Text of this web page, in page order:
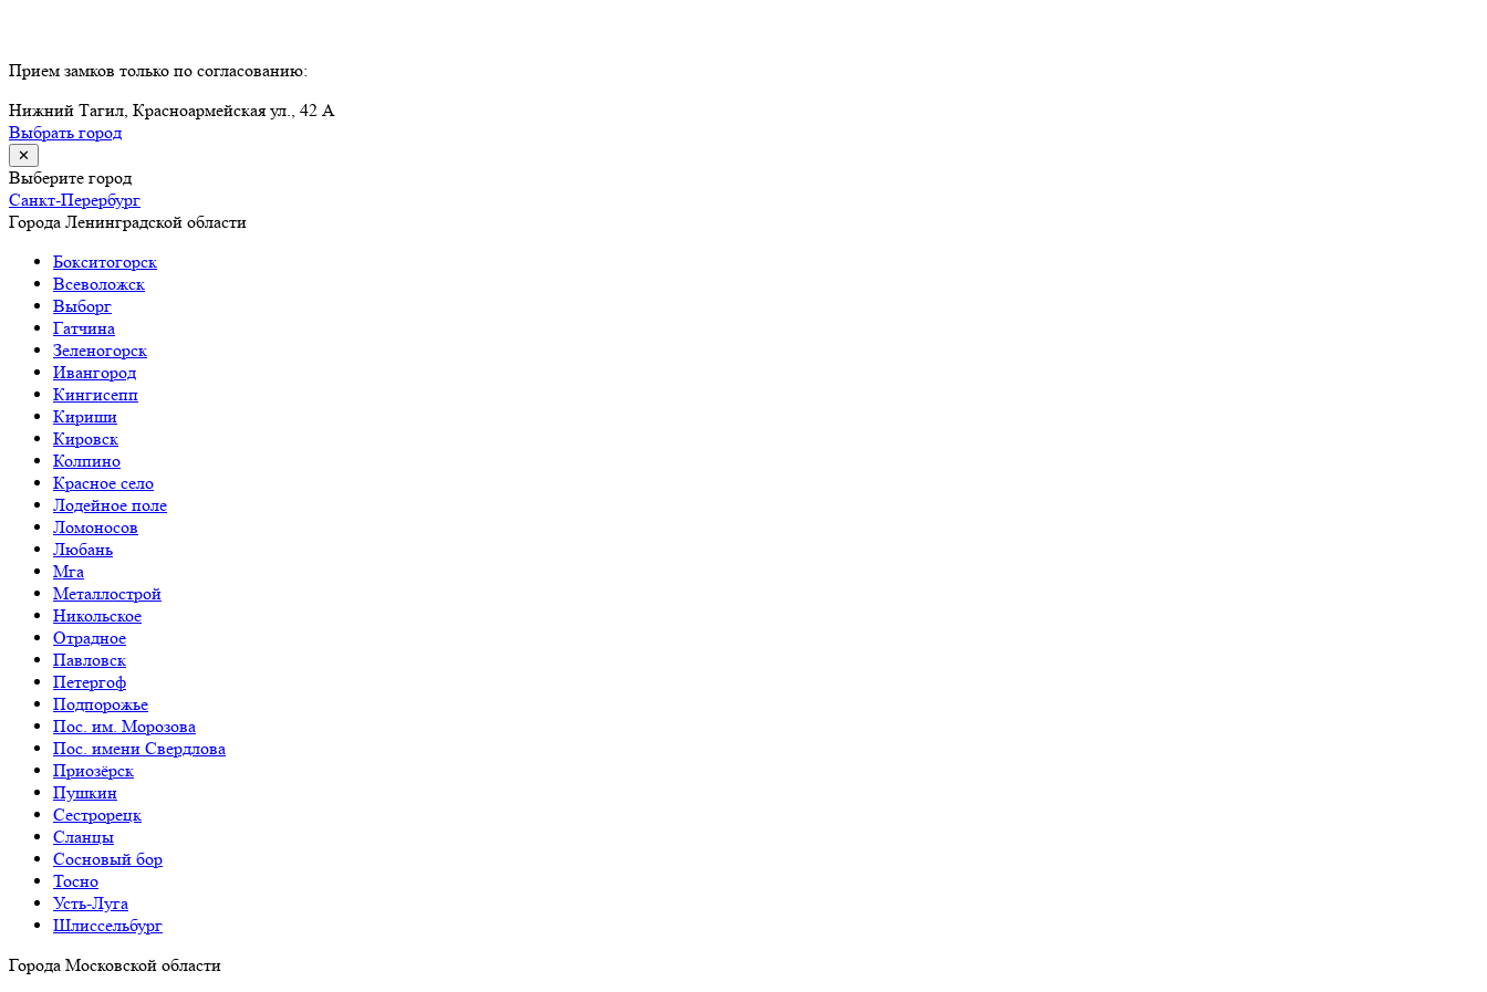
Прием замков только по согласованию:
Нижний Тагил, Красноармейская ул., 42 А
Выбрать город
✕
Выберите город
Санкт-Перербург
Города Ленинградской области
Бокситогорск
Всеволожск
Выборг
Гатчина
Зеленогорск
Ивангород
Кингисепп
Кириши
Кировск
Колпино
Красное село
Лодейное поле
Ломоносов
Любань
Мга
Металлострой
Никольское
Отрадное
Павловск
Петергоф
Подпорожье
Пос. им. Морозова
Пос. имени Свердлова
Приозёрск
Пушкин
Сестрорецк
Сланцы
Сосновый бор
Тосно
Усть-Луга
Шлиссельбург
Города Московской области